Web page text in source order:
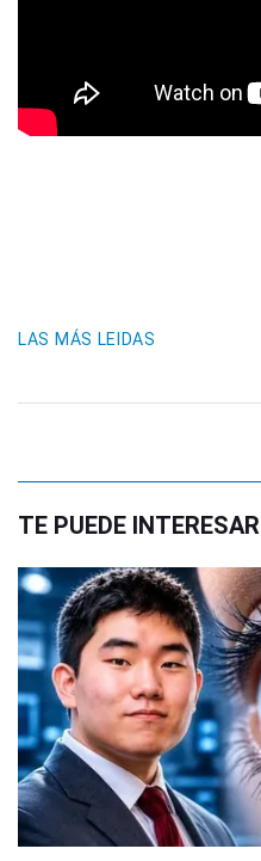
LAS MÁS LEIDAS
TE PUEDE INTERESAR